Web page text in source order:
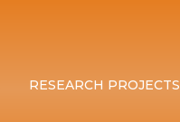
RESEARCH PROJECTS